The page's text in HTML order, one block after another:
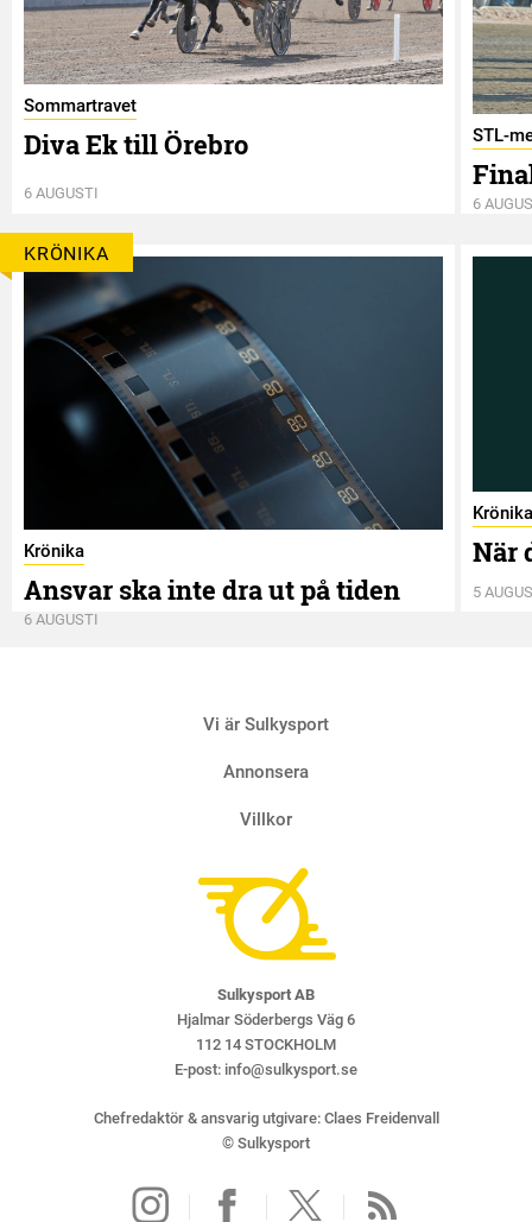
Sommartravet
Diva Ek till Örebro
6 AUGUSTI
STL-
6
KRÖNIKA
Krönika
Ansvar ska inte dra ut på tiden
6 AUGUSTI
Krönika
När
5
Vi är Sulkysport
Annonsera
Villkor
Sulkysport AB
Hjalmar Söderbergs Väg 6
112 14 STOCKHOLM
E-post: info@sulkysport.se
Chefredaktör & ansvarig utgivare: Claes Freidenvall
© Sulkysport